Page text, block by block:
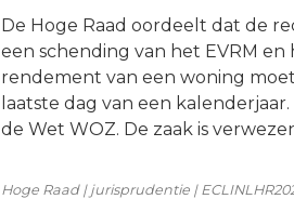
De Hoge Raad oordeelt dat de
een schending van het EVRM en
rendement van een woning
laatste dag van een
de Wet WOZ. De zaak is
Hoge Raad | jurisprudentie |